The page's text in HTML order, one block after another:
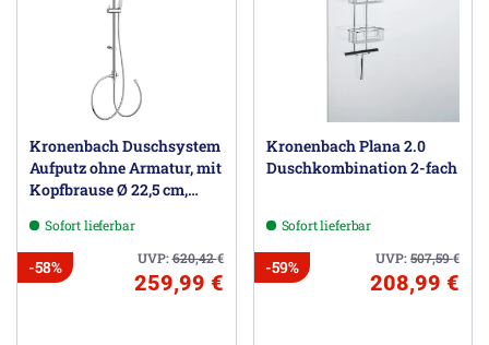
Kronenbach Duschsystem
Aufputz ohne Armatur, mit
Kopfbrause Ø 22,5 cm,
Sofort lieferbar
UVP:620,42€
-58%
259,99 €
Kronenbach Plana 2.0
Duschkombination 2-fach
Sofort lieferbar
UVP:507,59€
-59%
208,99 €